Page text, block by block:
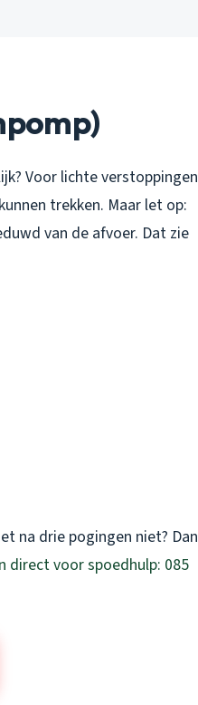
Voor lichte verstoppingen
trekken. Maar let op:
van de afvoer. Dat zie
na drie pogingen niet? Dan
direct voor spoedhulp: 085